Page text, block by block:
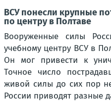
ВСУ понесли крупные
по центру в Полтаве
Вооруженные силы
учебному центру ВСУ в
Он мог привести к
Точное число
живой силы до сих пор
России приводят разные